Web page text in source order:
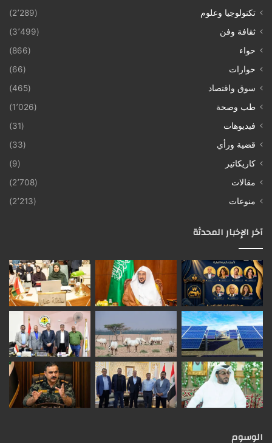
تكنولوجيا وعلوم
(2٬289)
ثقافة وفن
(3٬499)
حواء
(866)
حوارات
(66)
سوق واقتصاد
(465)
طب وصحة
(1٬026)
فيديوهات
(31)
قضية ورأي
(33)
كاريكاتير
(9)
مقالات
(2٬708)
منوعات
(2٬213)
آخر الإخبار المحدثة
الوسوم